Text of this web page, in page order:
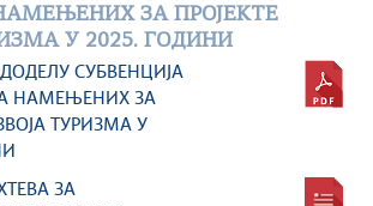
ЗА ПРОЈЕКТЕ
У 2025. ГОДИНИ
СУБВЕНЦИЈА
НАМЕЊЕНИХ ЗА
ТУРИЗМА У
ЗА